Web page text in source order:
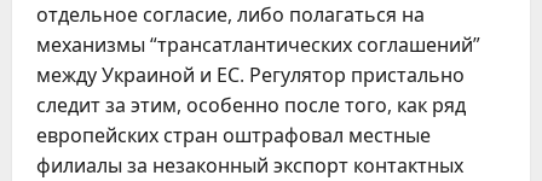
отдельное согласие, либо полагаться на
механизмы “трансатлантических соглашений”
между Украиной и ЕС. Регулятор пристально
следит за этим, особенно после того, как ряд
европейских стран оштрафовал местные
филиалы за незаконный экспорт контактных